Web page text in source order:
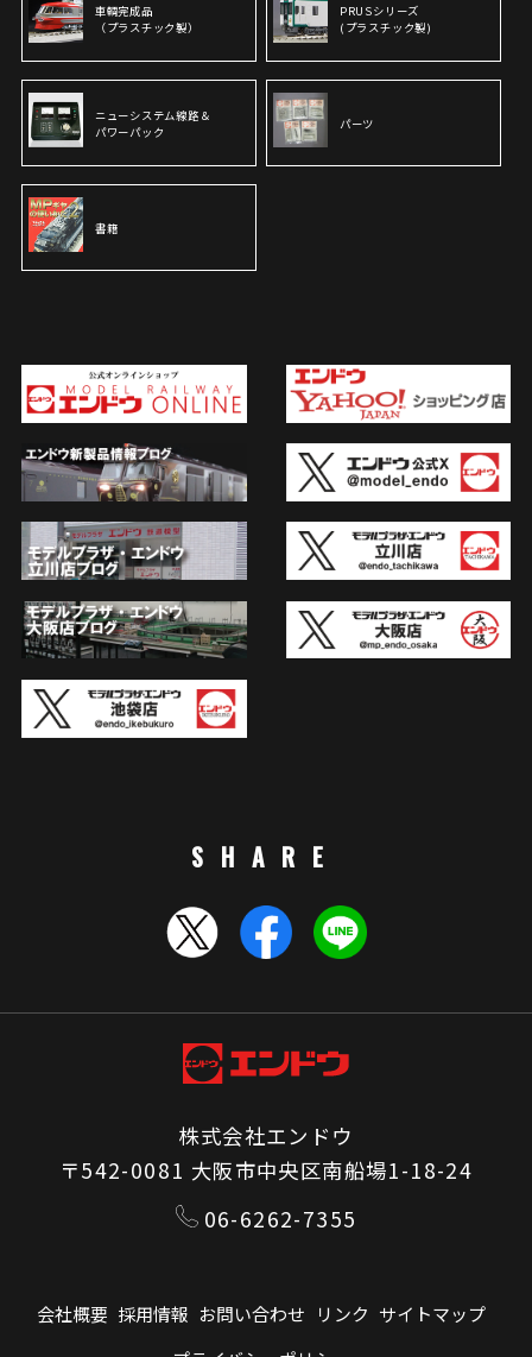
車輌完成品
（プラスチック製）
PRUSシリーズ
(プラスチック製)
ニューシステム線路＆
パワーパック
パーツ
書籍
SHARE
会社概要 採用情報 お問い合わせ リンク サイトマップ
株式会社エンドウ
〒542-0081 大阪市中央区南船場1-18-24
06-6262-7355